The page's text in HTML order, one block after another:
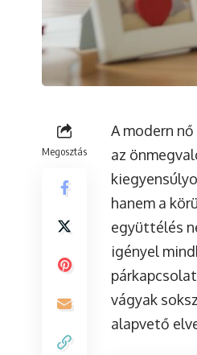
Megosztás
A modern
az
hanem a
együttélés
igényel
vágyak
alapvető